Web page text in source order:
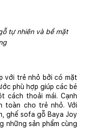
tự nhiên và bề mặt
với trẻ nhỏ bởi có mặt
phù hợp giúp các bé
cách thoải mái. Cạnh
toàn cho trẻ nhỏ. Với
ghế sofa gỗ Baya Joy
những sản phẩm cùng